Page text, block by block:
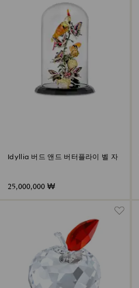
Idyllia 버드 앤드 버터플라이 벨 자
25,000,000 ₩